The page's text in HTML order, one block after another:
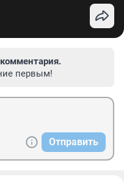
первым!
Отправить